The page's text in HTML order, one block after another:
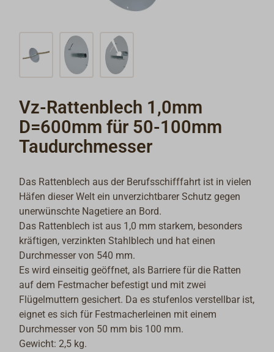
Vz-Rattenblech 1,0mm
D=600mm für 50-100mm
Taudurchmesser
Das Rattenblech aus der Berufsschifffahrt ist in vielen
Häfen dieser Welt ein unverzichtbarer Schutz gegen
unerwünschte Nagetiere an Bord.
Das Rattenblech ist aus 1,0 mm starkem, besonders
kräftigen, verzinkten Stahlblech und hat einen
Durchmesser von 540 mm.
Es wird einseitig geöffnet, als Barriere für die Ratten
auf dem Festmacher befestigt und mit zwei
Flügelmuttern gesichert. Da es stufenlos verstellbar ist,
eignet es sich für Festmacherleinen mit einem
Durchmesser von 50 mm bis 100 mm.
Gewicht: 2,5 kg.